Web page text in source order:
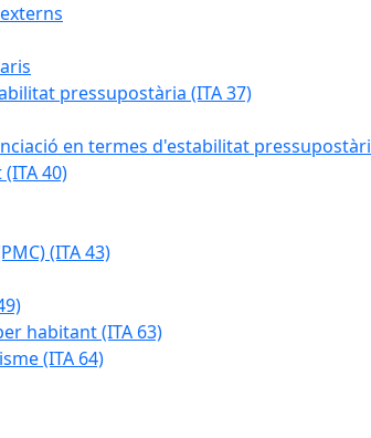
pressupostària (ITA 37)
en termes d'estabilitat
40)
(ITA 43)
habitant (ITA 63)
(ITA 64)